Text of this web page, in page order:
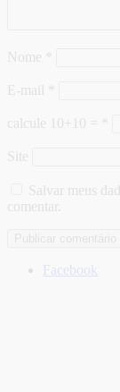
Nome
E-mail
calcule 10+10 =
Site
Salvar meus
comentar.
Facebook